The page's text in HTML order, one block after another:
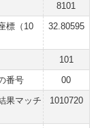
8101
標（10
32.80595
101
番号
00
果マッチ
1010720